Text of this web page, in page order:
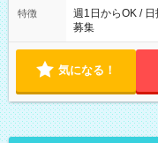
特徴
週1日からOK /
募集
気になる！